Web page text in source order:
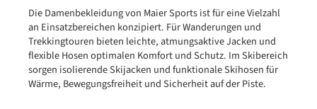
Die Damenbekleidung von Maier Sports ist für eine Vielzahl
an Einsatzbereichen konzipiert. Für Wanderungen und
Trekkingtouren bieten leichte, atmungsaktive Jacken und
flexible Hosen optimalen Komfort und Schutz. Im Skibereich
sorgen isolierende Skijacken und funktionale Skihosen für
Wärme, Bewegungsfreiheit und Sicherheit auf der Piste.